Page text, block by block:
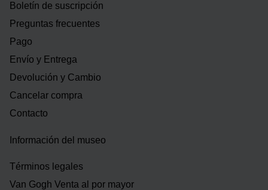
Boletín de suscripción
Preguntas frecuentes
Pago
Envío y Entrega
Devolución y Cambio
Cancelar compra
Contacto
Información del museo
Términos legales
Van Gogh Venta al por mayor